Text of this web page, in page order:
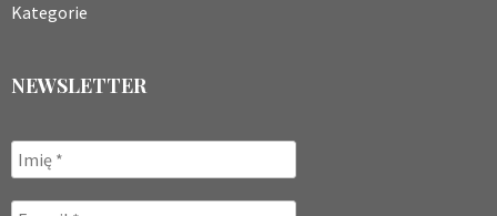
Kategorie
NEWSLETTER